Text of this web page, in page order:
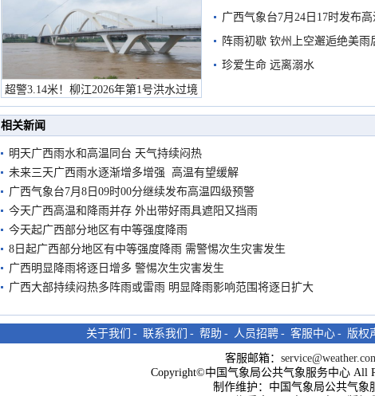
超警3.14米！柳江2026年第1号洪水过境
市民在堤岸见证汛况
预警
广西气象台7月24日17时发布
阵雨初歇 钦州上空邂逅绝美雨
珍爱生命 远离溺水
相关新闻
明天广西雨水和高温同台 天气持续闷热
未来三天广西雨水逐渐增多增强 高温有望缓解
广西气象台7月8日09时00分继续发布高温四级预警
今天广西高温和降雨并存 外出带好雨具遮阳又挡雨
今天起广西部分地区有中等强度降雨
8日起广西部分地区有中等强度降雨 需警惕次生灾害发生
广西明显降雨将逐日增多 警惕次生灾害发生
广西大部持续闷热多阵雨或雷雨 明显降雨影响范围将逐日扩大
关于我们 - 联系我们 - 帮助 - 人员招聘 - 客服中心 - 版权
客服邮箱：
Copyright©中国气象局公共气象服务中心 All
制作维护：中国气象局公共气象